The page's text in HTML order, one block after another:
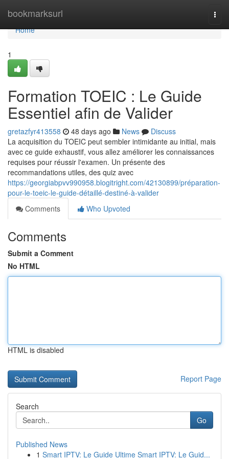
bookmarksurl
Home
Home
1
Formation TOEIC : Le Guide
Essentiel afin de Valider
gretazfyr413558 48 days ago News
Discuss
La acquisition du TOEIC peut sembler intimidante au initial, mais
avec ce guide exhaustif, vous allez améliorer les connaissances
requises pour réussir l'examen. Un présente des
recommandations utiles, des quiz avec
https://georgiabpvv990958.blogitright.com/42130899/préparation-
pour-le-toeic-le-guide-détaillé-destiné-à-valider
Comments
Who Upvoted
Comments
Submit a Comment
No HTML
HTML is disabled
Report Page
Search
Go
Published News
1 Smart IPTV: Le Guide Ultime Smart IPTV: Le Guid...